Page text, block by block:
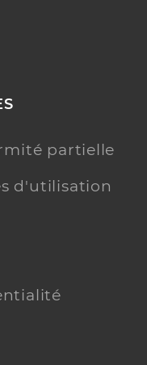
partielle
d'utilisation